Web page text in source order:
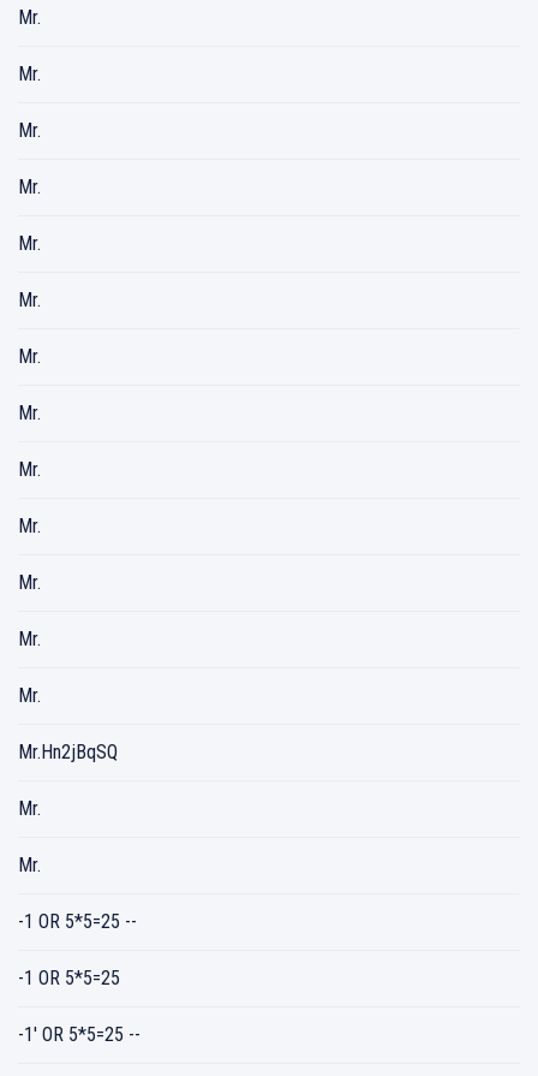
Mr.
Mr.
Mr.
Mr.
Mr.
Mr.
Mr.
Mr.
Mr.
Mr.
Mr.
Mr.
Mr.
Mr.Hn2jBqSQ
Mr.
Mr.
-1 OR 5*5=25 --
-1 OR 5*5=25
-1' OR 5*5=25 --